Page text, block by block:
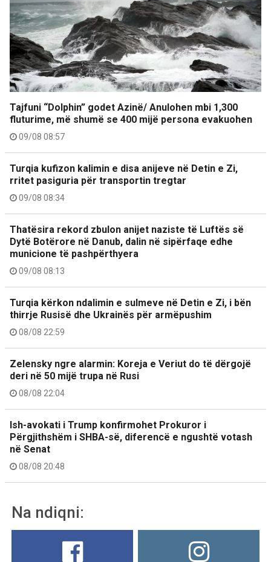
Tajfuni “Dolphin” godet Azinë/ Anulohen mbi 1,300
fluturime, më shumë se 400 mijë persona evakuohen
09/08 08:57
Turqia kufizon kalimin e disa anijeve në Detin e Zi,
rritet pasiguria për transportin tregtar
09/08 08:34
Thatësira rekord zbulon anijet naziste të Luftës së
Dytë Botërore në Danub, dalin në sipërfaqe edhe
municione të pashpërthyera
09/08 08:13
Turqia kërkon ndalimin e sulmeve në Detin e Zi, i bën
thirrje Rusisë dhe Ukrainës për armëpushim
08/08 22:59
Zelensky ngre alarmin: Koreja e Veriut do të dërgojë
deri në 50 mijë trupa në Rusi
08/08 22:04
Ish-avokati i Trump konfirmohet Prokuror i
Përgjithshëm i SHBA-së, diferencë e ngushtë votash
në Senat
08/08 20:48
Na ndiqni: